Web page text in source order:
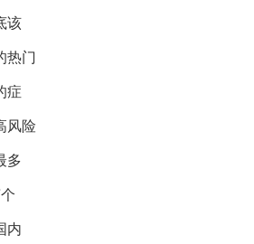
该
热门
症
风险
多
内